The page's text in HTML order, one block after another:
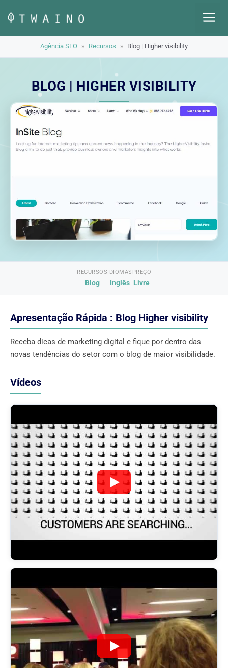
para
o
Agência SEO » Recursos » Blog | Higher visibility
BLOG | HIGHER VISIBILITY
RECURSOS
Blog
IDIOMAS
Inglês
PREÇO
Livre
Apresentação Rápida : Blog Higher visibility
Receba dicas de marketing digital e fique por dentro das
novas tendências do setor com o blog de maior visibilidade.
Vídeos